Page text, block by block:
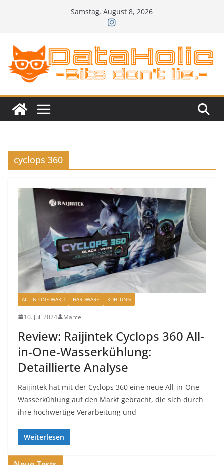
Samstag, August 8, 2026
cyclops 360
ALL-IN-ONE WAKÜ HARDWARE KÜHLUNG
10. Juli 2024 Marcel
Review: Raijintek Cyclops 360 All-
in-One-Wasserkühlung:
Detaillierte Analyse
Raijintek hat mit der Cyclops 360 eine neue All-in-One-
Wasserkühlung auf den Markt gebracht, die sich durch
ihre hochwertige Verarbeitung und
Weiterlesen